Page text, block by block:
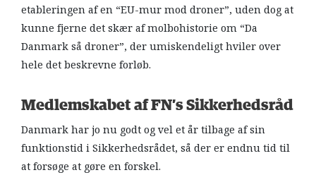
etableringen af en “EU-mur mod droner”, uden dog at
kunne fjerne det skær af molbohistorie om “Da
Danmark så droner”, der umiskendeligt hviler over
hele det beskrevne forløb.
Medlemskabet af FN’s Sikkerhedsråd
Danmark har jo nu godt og vel et år tilbage af sin
funktionstid i Sikkerhedsrådet, så der er endnu tid til
at forsøge at gøre en forskel.